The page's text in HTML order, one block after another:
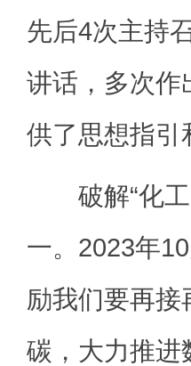
先后4次主持
讲话，多次作
供了思想指引
破解“化工
一。2023年
励我们要再
碳，大力推进